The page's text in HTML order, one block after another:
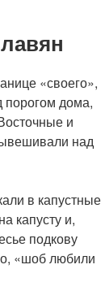
«своего»,
порогом дома,
и
над
в капустные
капусту и,
подкову
«шоб любили